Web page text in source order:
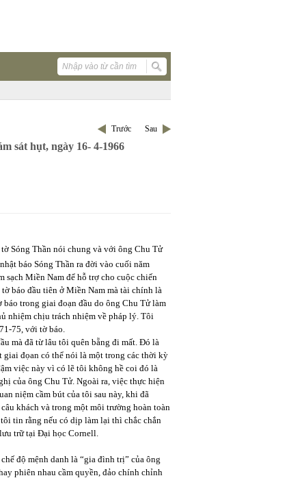
Trước Sau
sát hụt, ngày 16- 4-1966
Sóng Thần nói chung và với ông Chu Tử
báo Sóng Thần ra đời vào cuối năm
sạch Miền Nam để hỗ trợ cho cuộc chiến
báo đầu tiên ở Miền Nam mà tài chính là
trong giai đoạn đầu do ông Chu Tử làm
nhiệm chịu trách nhiệm về pháp lý. Tôi
75, với tờ báo.
mà đã từ lâu tôi quên bẵng đi mất. Đó là
giai đọan có thể nói là một trong các thời kỳ
việc này vì có lẽ tôi không hề coi đó là
của ông Chu Tử. Ngoài ra, việc thực hiện
niệm cầm bút của tôi sau này, khi đã
khách và trong một môi trường hoàn toàn
tin rằng nếu có dịp làm lại thì chắc chắn
trữ tại Đại học Cornell.
độ mệnh danh là “gia đình trị” của ông
phiên nhau cầm quyền, đảo chính chỉnh